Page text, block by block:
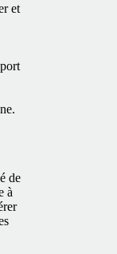
et
de
à